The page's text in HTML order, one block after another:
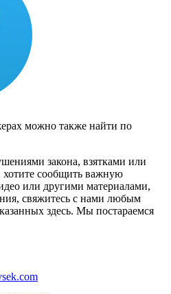
можно также найти по
закона, взятками или
хотите сообщить важную
или другими материалами,
свяжитесь с нами любым
здесь. Мы постараемся